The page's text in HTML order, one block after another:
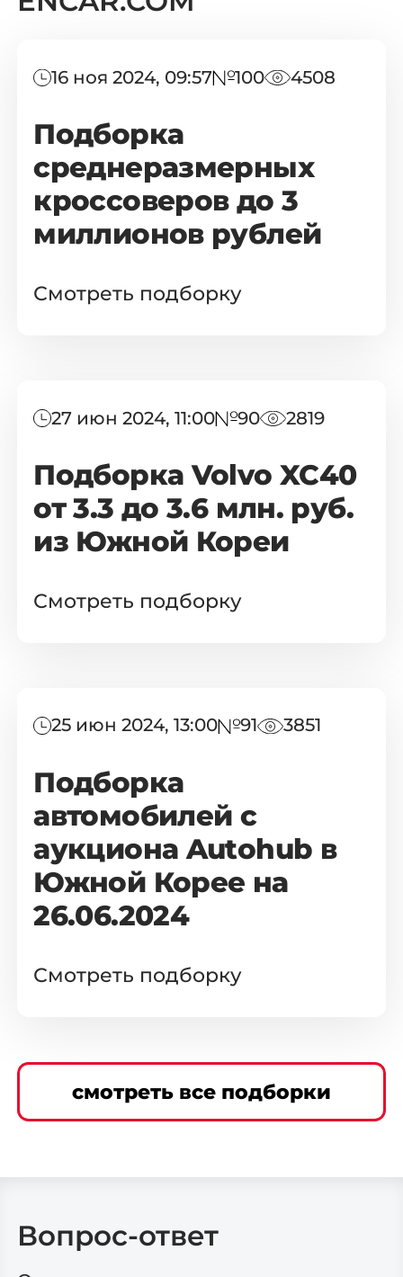
16 ноя 2024, 09:57 100 4508
Подборка
среднеразмерных
кроссоверов до 3
миллионов рублей
Смотреть подборку
27 июн 2024, 11:00 90 2819
Подборка Volvo XC40
от 3.3 до 3.6 млн. руб.
из Южной Кореи
Смотреть подборку
25 июн 2024, 13:00 91 3851
Подборка
автомобилей с
аукциона Autohub в
Южной Корее на
26.06.2024
Смотреть подборку
смотреть все подборки
Вопрос-ответ